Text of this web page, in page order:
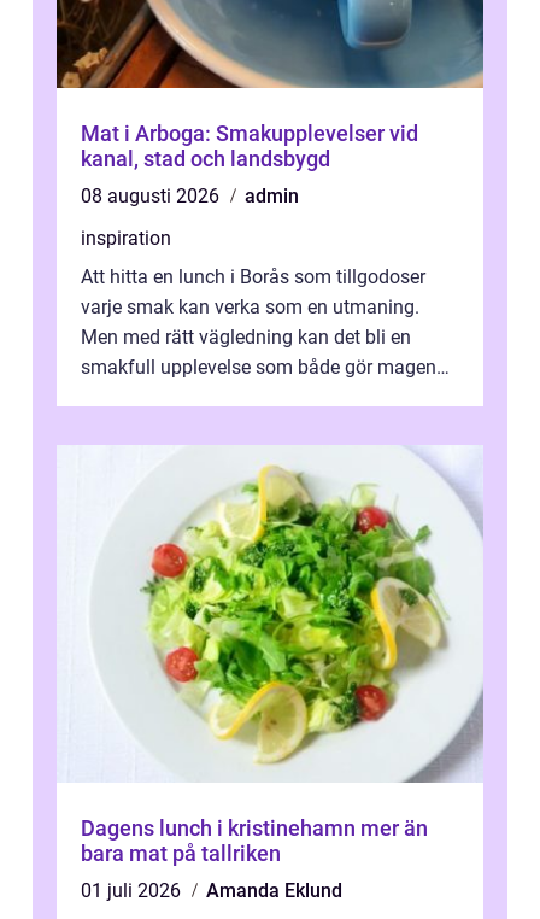
Mat i Arboga: Smakupplevelser vid
kanal, stad och landsbygd
08 augusti 2026
admin
inspiration
Att hitta en lunch i Borås som tillgodoser
varje smak kan verka som en utmaning.
Men med rätt vägledning kan det bli en
smakfull upplevelse som både gör magen
Dagens lunch i kristinehamn mer än
bara mat på tallriken
01 juli 2026
Amanda Eklund